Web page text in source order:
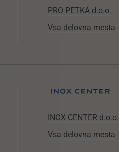
PRO PETKA d.o.o.
Vsa delovna mesta
INOX CENTER d.o.o.
Vsa delovna mesta